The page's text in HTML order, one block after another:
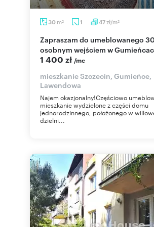
30 m2 1 47zł/m2
Zapraszam do umeblowanego 30 m² z
osobnym wejściem w
1 400 zł /mc
mieszkanie Szczecin, Gumieńce,
Lawendowa
Najem okazjonalny!Częściowo
mieszkanie wydzielone z części domu
jednorodzinnego, położonego w
dzielni...